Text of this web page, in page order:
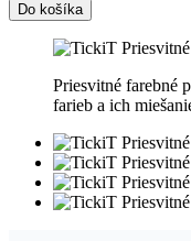
Do košíka
Priesvitné farebné
farieb a ich